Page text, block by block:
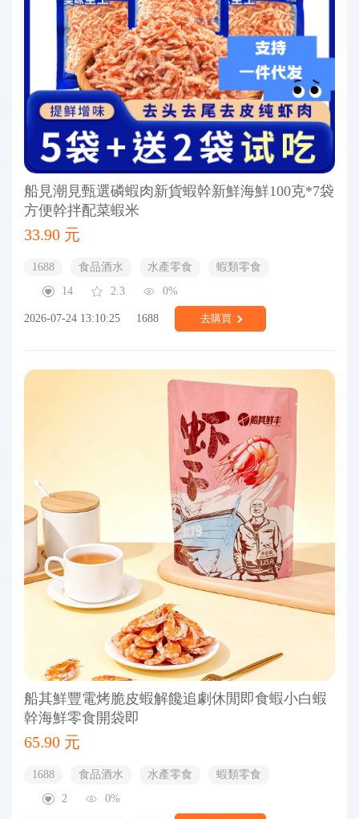
船見潮見甄選磷蝦肉新貨蝦幹新鮮海鮮100克*7袋
方便幹拌配菜蝦米
33.90 元
1688 食品酒水 水產零食
蝦類零食
14
2.3 0%
2026-07-24 13:10:25 1688 去購買
船其鮮豐電烤脆皮蝦解饞追劇休閒即食蝦小白蝦
幹海鮮零食開袋即
65.90 元
1688 食品酒水 水產零食
蝦類零食
2
0%